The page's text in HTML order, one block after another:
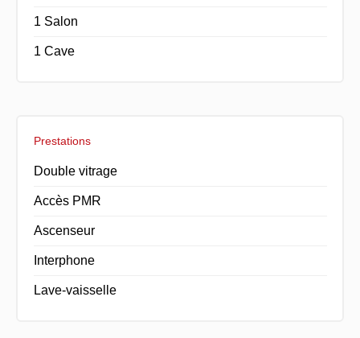
1 Salon
1 Cave
Prestations
Double vitrage
Accès PMR
Ascenseur
Interphone
Lave-vaisselle